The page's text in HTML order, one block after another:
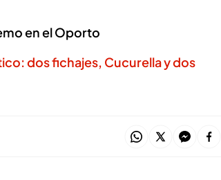
en el Oporto
dos fichajes, Cucurella y dos